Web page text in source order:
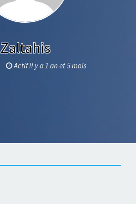
Zaltahis
Actif il y a 1 an et 5 mois